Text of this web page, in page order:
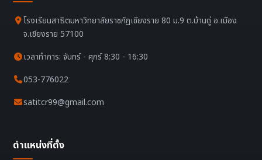
โรงเรียนสาธิตมหาวิทยาลัยราชภัฏเชียงราย 80 ม.9 ต.บ้านดู่ อ.เมือง
จ.เชียงราย 57100
เวลาทำการ: จันทร์ - ศุกร์ 8:30 - 16:30
053-776022
satitcr99@gmail.com
ตำแหน่งที่ตั้ง